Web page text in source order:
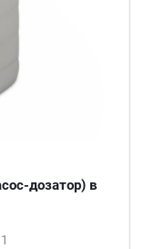
дозатор) в